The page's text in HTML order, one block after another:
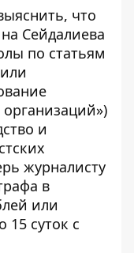
что
Сейдалиева
по статьям
и
журналисту
в
или
15 суток с